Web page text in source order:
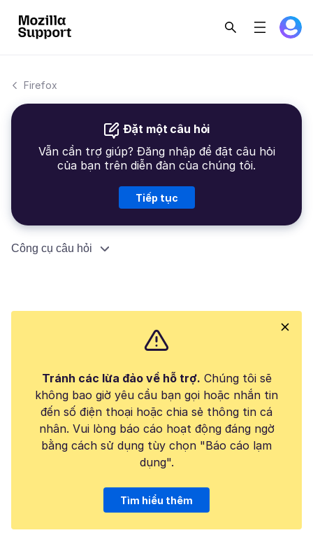
Firefox
Đặt một câu hỏi
Vẫn cần trợ giúp? Đăng nhập để đặt câu hỏi
của bạn trên diễn đàn của chúng tôi.
Tiếp tục
Công cụ câu hỏi
Tránh các lừa đảo về hỗ trợ. Chúng tôi sẽ
không bao giờ yêu cầu bạn gọi hoặc nhắn tin
đến số điện thoại hoặc chia sẻ thông tin cá
nhân. Vui lòng báo cáo hoạt động đáng ngờ
bằng cách sử dụng tùy chọn "Báo cáo lạm
dụng".
Tìm hiểu thêm